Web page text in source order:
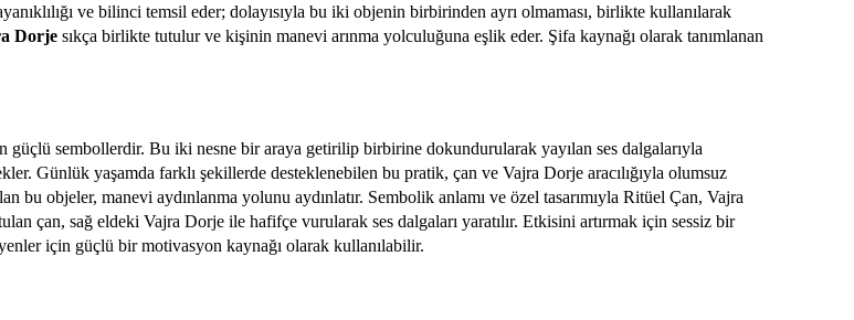
ve bilinci temsil eder; dolayısıyla bu iki objenin birbirinden ayrı olmaması, birlikte kullanılarak
Dorje sıkça birlikte tutulur ve kişinin manevi arınma yolculuğuna eşlik eder. Şifa kaynağı olarak tanımlanan
güçlü sembollerdir. Bu iki nesne bir araya getirilip birbirine dokundurularak yayılan ses dalgalarıyla
Günlük yaşamda farklı şekillerde desteklenebilen bu pratik, çan ve Vajra Dorje aracılığıyla olumsuz
bu objeler, manevi aydınlanma yolunu aydınlatır. Sembolik anlamı ve özel tasarımıyla Ritüel Çan, Vajra
çan, sağ eldeki Vajra Dorje ile hafifçe vurularak ses dalgaları yaratılır. Etkisini artırmak için sessiz bir
için güçlü bir motivasyon kaynağı olarak kullanılabilir.